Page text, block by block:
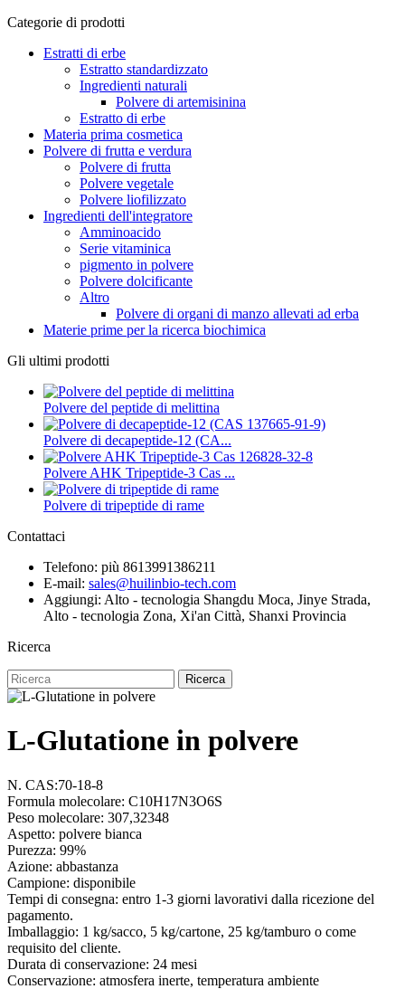
Categorie di prodotti
Estratti di erbe
Estratto standardizzato
Ingredienti naturali
Polvere di artemisinina
Estratto di erbe
Materia prima cosmetica
Polvere di frutta e verdura
Polvere di frutta
Polvere vegetale
Polvere liofilizzato
Ingredienti dell'integratore
Amminoacido
Serie vitaminica
pigmento in polvere
Polvere dolcificante
Altro
Polvere di organi di manzo allevati ad erba
Materie prime per la ricerca biochimica
Gli ultimi prodotti
Polvere del peptide di melittina
Polvere di decapeptide-12 (CA...
Polvere AHK Tripeptide-3 Cas ...
Polvere di tripeptide di rame
Contattaci
Telefono: più 8613991386211
E-mail: sales@huilinbio-tech.com
Aggiungi: Alto - tecnologia Shangdu Moca, Jinye Strada,
Alto - tecnologia Zona, Xi'an Città, Shanxi Provincia
Ricerca
Ricerca
L-Glutatione in polvere
N. CAS:70-18-8
Formula molecolare: C10H17N3O6S
Peso molecolare: 307,32348
Aspetto: polvere bianca
Purezza: 99%
Azione: abbastanza
Campione: disponibile
Tempi di consegna: entro 1-3 giorni lavorativi dalla ricezione del
pagamento.
Imballaggio: 1 kg/sacco, 5 kg/cartone, 25 kg/tamburo o come
requisito del cliente.
Durata di conservazione: 24 mesi
Conservazione: atmosfera inerte, temperatura ambiente